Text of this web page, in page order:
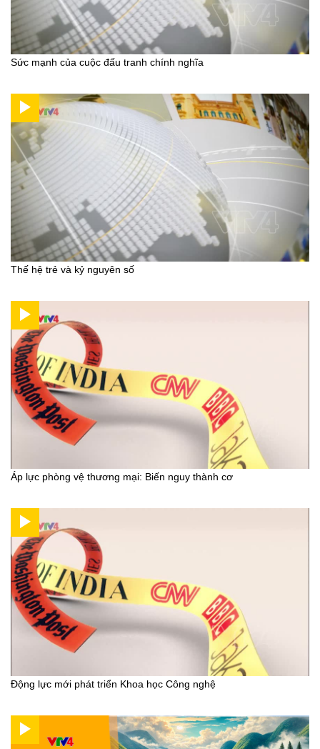
Sức mạnh của cuộc đấu tranh chính nghĩa
Thế hệ trẻ và kỷ nguyên số
Áp lực phòng vệ thương mại: Biến nguy thành cơ
Động lực mới phát triển Khoa học Công nghệ